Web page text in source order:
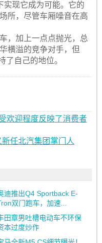
实现它成为可能。它的
所，尽管车厢噪音在高
，加上一点点抛光，总
横溢的竞争对手，但
了自己的地位。
欢迎程度反映了消费者
任北汽集团掌门人
迪推出Q4 Sportback E-
双门跑车，加速...
田章男吐槽电动车不环保
本过度炒作